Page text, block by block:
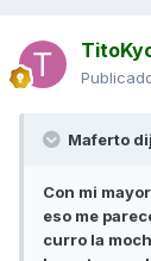
Maferto
Con mi
eso me
curro la